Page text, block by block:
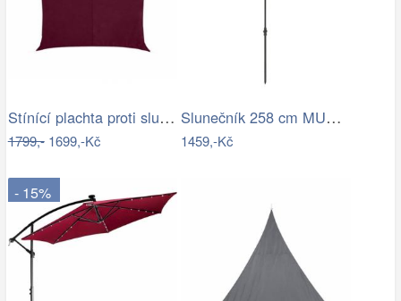
Stínící plachta proti slunci 3x4m bordó
1799,-1699,-Kč
Slunečník 258 cm MURASA Bílá
1459,-Kč
- 15%